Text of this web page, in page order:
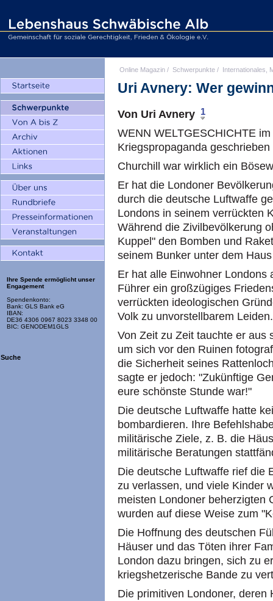
Ihre Spende ermöglicht unser
Engagement
Spendenkonto:
Bank: GLS Bank eG
IBAN:
DE36 4306 0967 8023 3348 00
BIC: GENODEM1GLS
Suche
Online Magazin / Schwerpunkte / Internationales,
Uri Avnery: Wer
Von Uri Avnery 1
WENN WELTGESCHICHTE
Kriegspropaganda
Churchill war wirklich ein
Er hat die Londoner
durch die deutsche Luftwaffe
Londons in seinem verrückten
Während die Zivilbevölkerung
Kuppel" den Bomben und
seinem Bunker unter dem
Er hat alle Einwohner Londons
Führer ein großzügiges
verrückten ideologischen
Volk zu unvorstellbarem Leiden.
Von Zeit zu Zeit tauchte er aus
um sich vor den Ruinen
die Sicherheit seines
sagte er jedoch: "Zukünftige
eure schönste Stunde war!"
Die deutsche Luftwaffe hatte
bombardieren. Ihre
militärische Ziele, z. B. die
militärische Beratungen
Die deutsche Luftwaffe rief die
zu verlassen, und viele Kinder
meisten Londoner beherzigten
wurden auf diese Weise zum
Die Hoffnung des deutschen
Häuser und das Töten ihrer
London dazu bringen, sich zu
kriegshetzerische Bande zu
Die primitiven Londoner,